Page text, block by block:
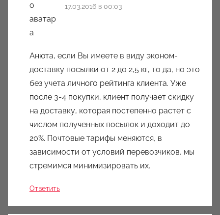
17.03.2016 в 00:03
Анюта, если Вы имеете в виду эконом-
доставку посылки от 2 до 2,5 кг, то да, но это
без учета личного рейтинга клиента. Уже
после 3-4 покупки, клиент получает скидку
на доставку, которая постепенно растет с
числом полученных посылок и доходит до
20%. Почтовые тарифы меняются, в
зависимости от условий перевозчиков, мы
стремимся минимизировать их.
Ответить